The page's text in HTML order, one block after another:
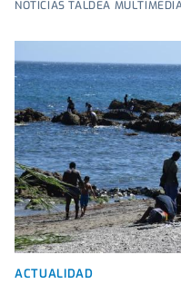
NOTICIAS TALDEA
ACTUALIDAD